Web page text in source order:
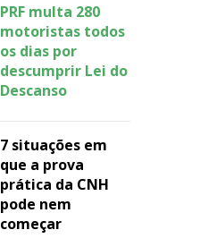
PRF multa 280
motoristas todos
os dias por
descumprir Lei do
Descanso
7 situações em
que a prova
prática da CNH
pode nem
começar